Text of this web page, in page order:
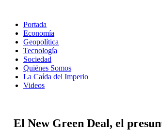
Portada
Economía
Geopolítica
Tecnología
Sociedad
Quiénes Somos
La Caída del Imperio
Videos
El New Green Deal, el